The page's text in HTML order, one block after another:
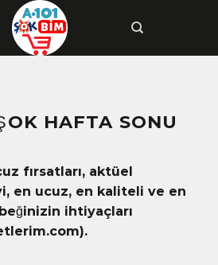
HAFTA SONU
fırsatları, aktüel
en ucuz, en kaliteli ve en
ihtiyaçları